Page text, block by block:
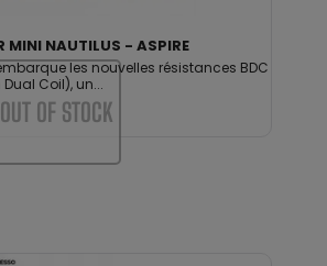
MINI NAUTILUS - ASPIRE
les nouvelles résistances BDC
Coil), un...
OUT OF STOCK